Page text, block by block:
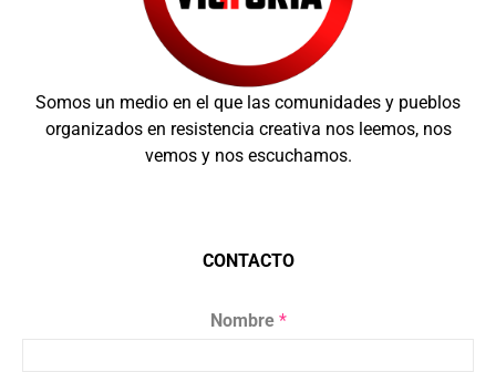
Somos un medio en el que las comunidades y pueblos
organizados en resistencia creativa nos leemos, nos
vemos y nos escuchamos.
CONTACTO
Nombre *